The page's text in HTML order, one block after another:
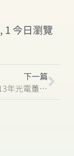
, 1 今日瀏覽
下一篇
經部預告113年光電躉購費率微降 增級距鼓勵屋頂型